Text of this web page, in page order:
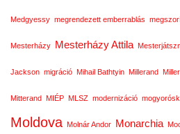
Medgyessy megrendezett emberrablás
Mesterházy Mesterházy Attila
Jackson migráció Mihail Bathtyin Millerand
Mitterand MIÉP MLSZ modernizáció
Moldova Molnár Andor Monarchia